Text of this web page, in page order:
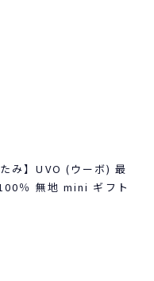
み】UVO (ウーボ) 最
％ 無地 mini ギフト